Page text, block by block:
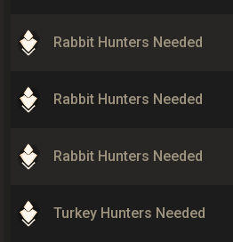
Rabbit Hunters Needed
Rabbit Hunters Needed
Rabbit Hunters Needed
Turkey Hunters Needed